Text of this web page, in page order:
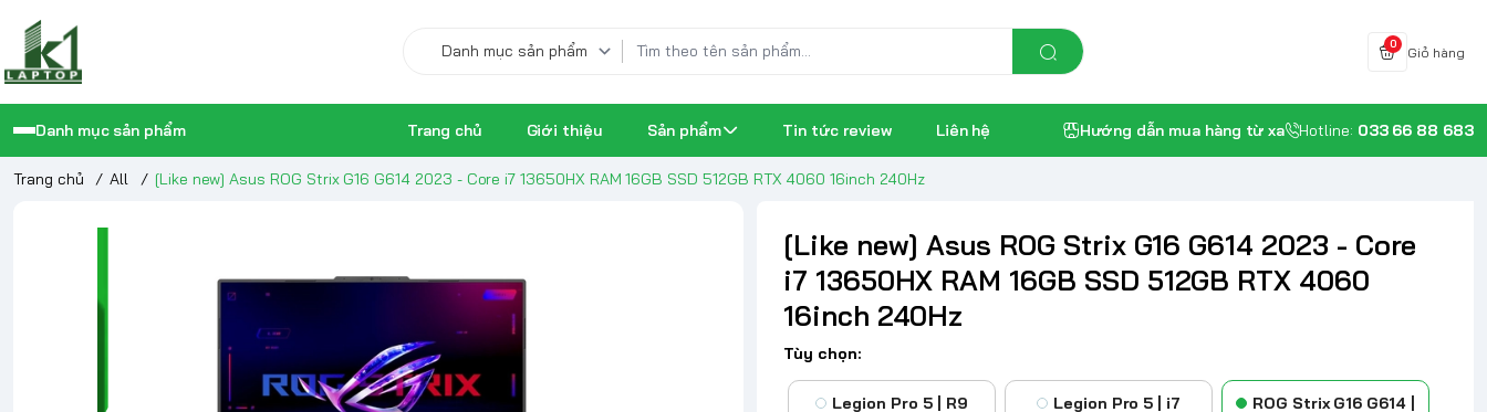
0
Giỏ hàng
Danh mục sản phẩm Trang chủ Giới thiệu Sản phẩm Tin tức review Liên hệ Hướng dẫn mua hàng từ xa Hotline: 033 66 88 683
Trang chủ / All / [Like new] Asus ROG Strix G16 G614 2023 - Core i7 13650HX RAM 16GB SSD 512GB RTX 4060 16inch 240Hz
[Like new] Asus ROG Strix G16 G614 2023 - Core
i7 13650HX RAM 16GB SSD 512GB RTX 4060
16inch 240Hz
Tùy chọn:
Legion Pro 5 | R9
Legion Pro 5 | i7
ROG Strix G16 G614 |